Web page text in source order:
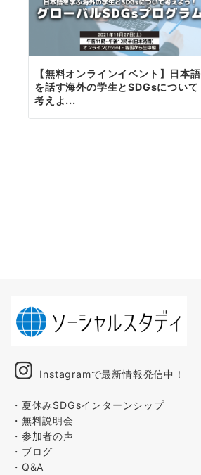
【無料オンラインイベント】日本語
を話す海外の学生とSDGsについて
考えよ...
Instagramで最新情報発信中！
・夏休みSDGsインターンシップ
・無料説明会
・参加者の声
・ブログ
・Q&A